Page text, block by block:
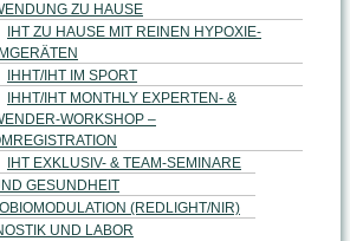
ZU HAUSE
IHT ZU HAUSE MIT REINEN HYPOXIE-
IHHT/IHT IM SPORT
IHHT/IHT MONTHLY EXPERTEN- &
WORKSHOP –
IHT EXKLUSIV- & TEAM-SEMINARE
GESUNDHEIT
(REDLIGHT/NIR)
UND LABOR